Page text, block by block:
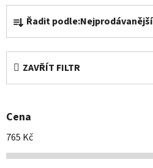
Ř
z
e
í
r
o
d
Řadit podle:Nejprodávanější
ZAVŘÍT FILTR
Cena
765 Kč